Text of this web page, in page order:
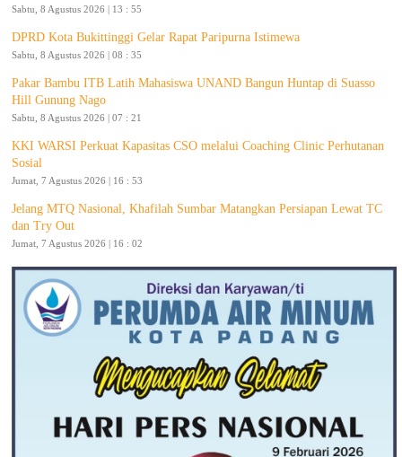
Sabtu, 8 Agustus 2026 | 13 : 55
DPRD Kota Bukittinggi Gelar Rapat Paripurna Istimewa
Sabtu, 8 Agustus 2026 | 08 : 35
Pakar Bambu ITB Latih Mahasiswa UNAND Bangun Huntap di Suasso
Hill Gunung Nago
Sabtu, 8 Agustus 2026 | 07 : 21
KKI WARSI Perkuat Kapasitas CSO melalui Coaching Clinic Perhutanan
Sosial
Jumat, 7 Agustus 2026 | 16 : 53
Jelang MTQ Nasional, Khafilah Sumbar Matangkan Persiapan Lewat TC
dan Try Out
Jumat, 7 Agustus 2026 | 16 : 02